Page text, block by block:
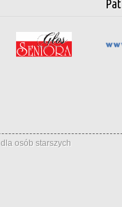
osób starszych